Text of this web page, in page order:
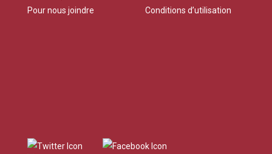
Pour nous joindre
Conditions d’utilisation